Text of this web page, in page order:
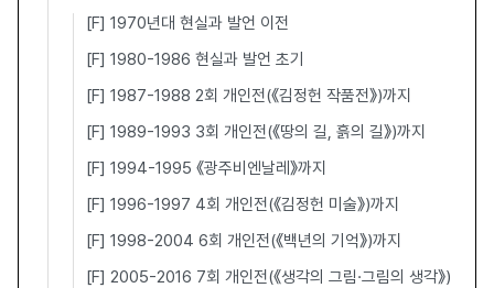
[F] 1970년대 현실과 발언 이전
[F] 1980-1986 현실과 발언 초기
[F] 1987-1988 2회 개인전(《김정헌 작품전》)까지
[F] 1989-1993 3회 개인전(《땅의 길, 흙의 길》)까지
[F] 1994-1995 《광주비엔날레》까지
[F] 1996-1997 4회 개인전(《김정헌 미술》)까지
[F] 1998-2004 6회 개인전(《백년의 기억》)까지
[F] 2005-2016 7회 개인전(《생각의 그림·그림의 생각》)